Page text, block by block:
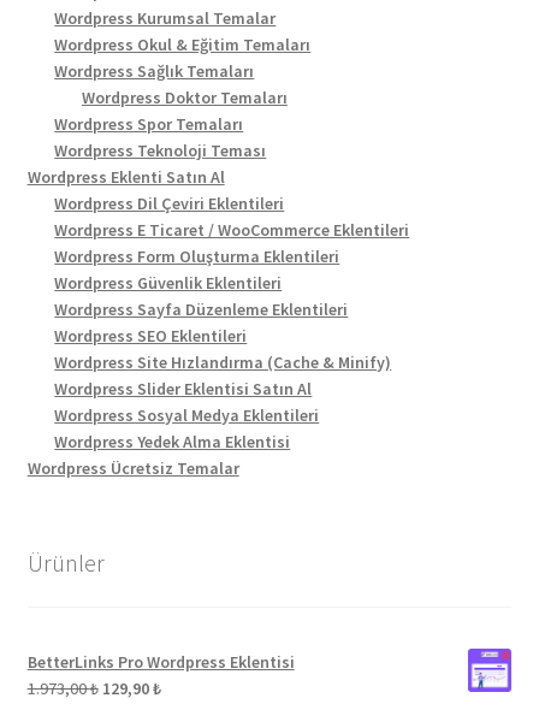
Wordpress Kurumsal Temalar
Wordpress Okul & Eğitim Temaları
Wordpress Sağlık Temaları
Wordpress Doktor Temaları
Wordpress Spor Temaları
Wordpress Teknoloji Teması
Wordpress Eklenti Satın Al
Wordpress Dil Çeviri Eklentileri
Wordpress E Ticaret / WooCommerce Eklentileri
Wordpress Form Oluşturma Eklentileri
Wordpress Güvenlik Eklentileri
Wordpress Sayfa Düzenleme Eklentileri
Wordpress SEO Eklentileri
Wordpress Site Hızlandırma (Cache & Minify)
Wordpress Slider Eklentisi Satın Al
Wordpress Sosyal Medya Eklentileri
Wordpress Yedek Alma Eklentisi
Wordpress Ücretsiz Temalar
Ürünler
BetterLinks Pro Wordpress Eklentisi
1.973,00₺ Orijinal
129,90₺Şu